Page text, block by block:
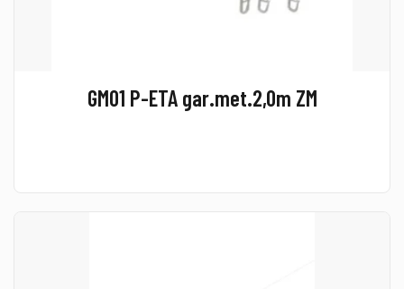
GM01 P-ETA gar.met.2,0m ZM